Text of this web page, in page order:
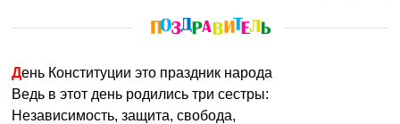
День Конституции это праздник народа
Ведь в этот день родились три сестры:
Независимость, защита, свобода,